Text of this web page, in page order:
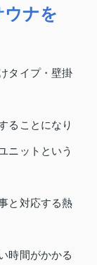
ウナを
タイプ・壁掛
ることになり
ニットという
と対応する熱
時間がかかる